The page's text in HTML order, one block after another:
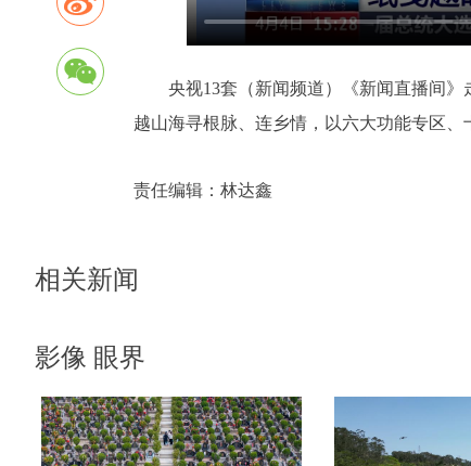
央视13套（新闻频道）《新闻直播间
越山海寻根脉、连乡情，以六大功能专区、
责任编辑： 林达鑫
相关新闻
影像 眼界